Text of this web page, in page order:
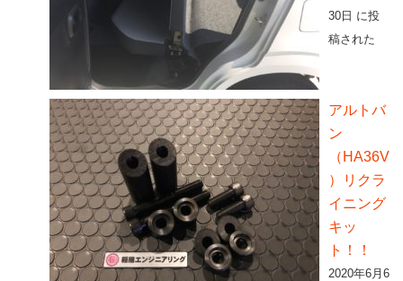
30日 に投
稿された
アルトバ
ン
（HA36V
）リクラ
イニング
キッ
ト！！
2020年6月6